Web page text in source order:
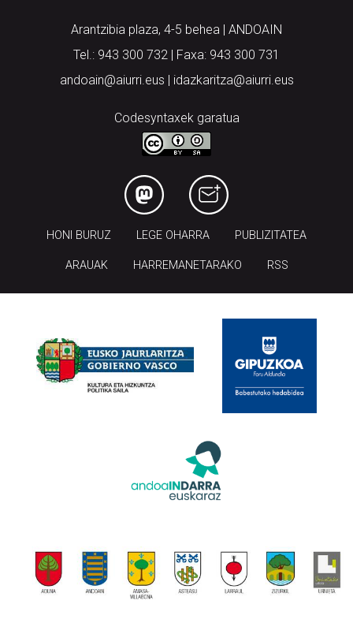
Arantzibia plaza, 4-5 behea | ANDOAIN
Tel.: 943 300 732 | Faxa: 943 300 731
andoain@aiurri.eus | idazkaritza@aiurri.eus
Codesyntaxek garatua
HONI BURUZ LEGE OHARRA PUBLIZITATEA
ARAUAK HARREMANETARAKO RSS